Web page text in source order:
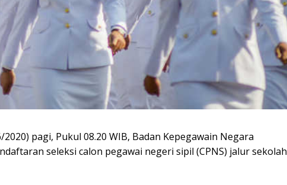
pagi, Pukul 08.20 WIB, Badan Kepegawain Negara
seleksi calon pegawai negeri sipil (CPNS) jalur sekolah